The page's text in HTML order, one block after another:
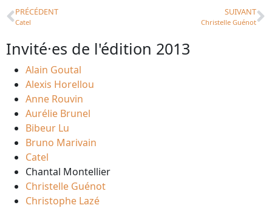
PRÉCÉDENT
Catel
SUIVANT
Christelle Guénot
Invité·es de l'édition 2013
Alain Goutal
Alexis Horellou
Anne Rouvin
Aurélie Brunel
Bibeur Lu
Bruno Marivain
Catel
Chantal Montellier
Christelle Guénot
Christophe Lazé